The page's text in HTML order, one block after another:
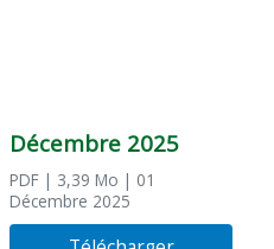
Décembre 2025
PDF | 3,39 Mo | 01
Décembre 2025